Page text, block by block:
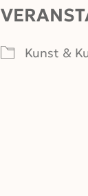
Kunst &